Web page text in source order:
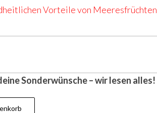
Vorteile von Meeresfrüchten
Sonderwünsche – wir lesen alles!